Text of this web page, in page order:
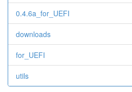
0.4.6a_for_UEFI
downloads
for_UEFI
utils